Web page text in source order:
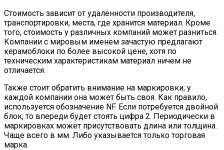
Стоимость зависит от удаленности производителя,
транспортировки, места, где хранится материал. Кроме
того, стоимость у различных компаний может разниться.
Компании с мировым именем зачастую предлагают
керамоблоки по более высокой цене, хотя по
техническим характеристикам материал ничем не
отличается.
Также стоит обратить внимание на маркировки, у
каждой компании она может быть своя. Как правило,
используется обозначение NF. Если потребуется двойной
блок, то впереди будет стоять цифра 2. Периодически в
маркировках может присутствовать длина или толщина.
Чаще всего в мм. Либо указывается только торговая
марка.